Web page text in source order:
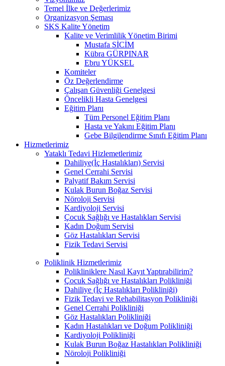
Temel İlke ve Değerlerimiz
Organizasyon Şeması
SKS Kalite Yönetim
Kalite ve Verimlilik Yönetim Birimi
Mustafa SİCİM
Kübra GÜRPINAR
Ebru YÜKSEL
Komiteler
Öz Değerlendirme
Çalışan Güvenliği Genelgesi
Öncelikli Hasta Genelgesi
Eğitim Planı
Tüm Personel Eğitim Planı
Hasta ve Yakını Eğitim Planı
Gebe Bilgilendirme Sınıfı Eğitim Planı
Hizmetlerimiz
Yataklı Tedavi Hizlemetlerimiz
Dahiliye(İç Hastalıkları) Servisi
Genel Cerrahi Servisi
Palyatif Bakım Servisi
Kulak Burun Boğaz Servisi
Nöroloji Servisi
Kardiyoloji Servisi
Çocuk Sağlığı ve Hastalıkları Servisi
Kadın Doğum Servisi
Göz Hastalıkları Servisi
Fizik Tedavi Servisi
Poliklinik Hizmetlerimiz
Polikliniklere Nasıl Kayıt Yaptırabilirim?
Çocuk Sağlığı ve Hastalıkları Polikliniği
Dahiliye (İç Hastalıkları Polikliniği)
Fizik Tedavi ve Rehabilitasyon Polikliniği
Genel Cerrahi Polikliniği
Göz Hastalıkları Polikliniği
Kadın Hastalıkları ve Doğum Polikliniği
Kardiyoloji Polikliniği
Kulak Burun Boğaz Hastalıkları Polikliniği
Nöroloji Polikliniği